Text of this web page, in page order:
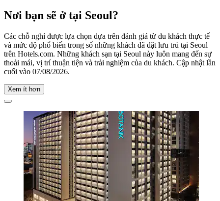
Nơi bạn sẽ ở tại Seoul?
Các chỗ nghỉ được lựa chọn dựa trên đánh giá từ du khách thực tế
và mức độ phổ biến trong số những khách đã đặt lưu trú tại Seoul
trên Hotels.com. Những khách sạn tại Seoul này luôn mang đến sự
thoải mái, vị trí thuận tiện và trải nghiệm của du khách. Cập nhật lần
cuối vào 07/08/2026.
Xem ít hơn